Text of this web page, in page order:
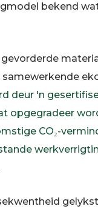
bekend
samewerkende
deur 'n
opgegradeer
CO₂-